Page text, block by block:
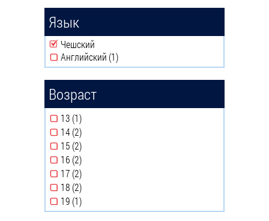
Язык
Remove Чешский filter
Чешский
Английский (1)
Возраст
13 (1)
14 (2)
15 (2)
16 (2)
17 (2)
18 (2)
19 (1)